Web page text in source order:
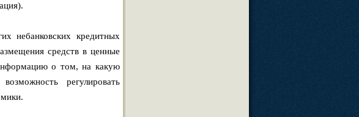
небанковских кредитных
средств в ценные
о том, на какую
регулировать